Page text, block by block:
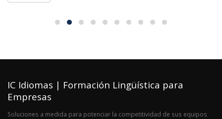
IC Idiomas | Formación Lingüística para
Empresas
Soluciones a medida para potenciar la competitividad de sus equipos